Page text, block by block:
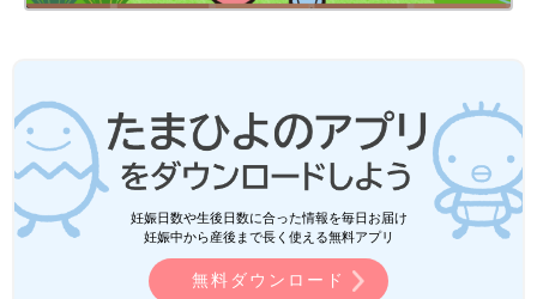
妊娠日数や生後日数に合った情報を毎日お届け
妊娠中から産後まで長く使える無料アプリ
無料ダウンロード